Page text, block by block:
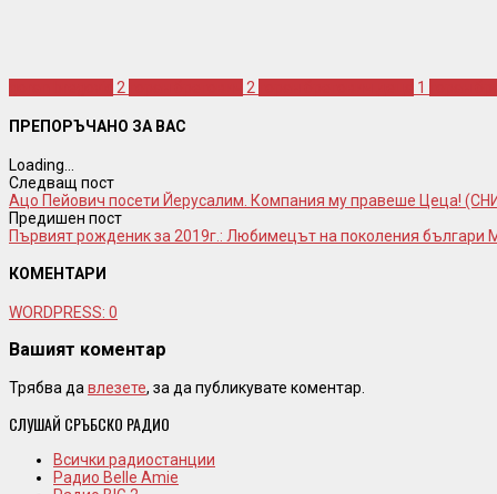
2 2 1
ПРЕПОРЪЧАНО ЗА ВАС
Loading...
Следващ пост
Ацо Пейович посети Йерусалим. Компания му правеше Цеца!
Предишен пост
Първият рожденик за 2019г.: Любимецът на поколения българи
КОМЕНТАРИ
WORDPRESS: 0
Вашият коментар
Трябва да влезете, за да публикувате коментар.
СЛУШАЙ СРЪБСКО РАДИО
Всички радиостанции
Радио Belle Amie